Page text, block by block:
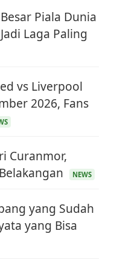
Piala Dunia
Laga Paling
vs Liverpool
2026, Fans
Curanmor,
NEWS
yang Sudah
yang Bisa
Naik, WTI dan Brent